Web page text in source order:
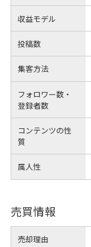
収益モデル
投稿数
集客方法
フォロワー数・
登録者数
コンテンツの性
質
属人性
売買情報
売却理由